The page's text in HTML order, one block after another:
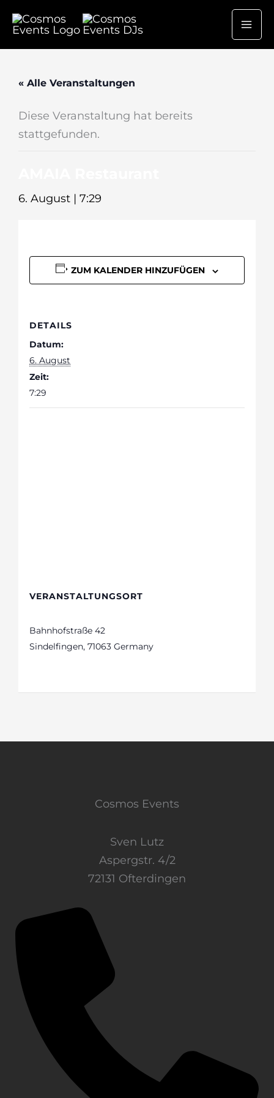
Inhalt
« Alle Veranstaltungen
Diese Veranstaltung hat bereits
stattgefunden.
6. August | 7:29
ZUM KALENDER HINZUFÜGEN
DETAILS
Datum:
6. August
Zeit:
7:29
VERANSTALTUNGSORT
Bahnhofstraße 42
Sindelfingen, 71063 Germany
Cosmos Events
Sven Lutz
Aspergstr. 4/2
72131 Ofterdingen